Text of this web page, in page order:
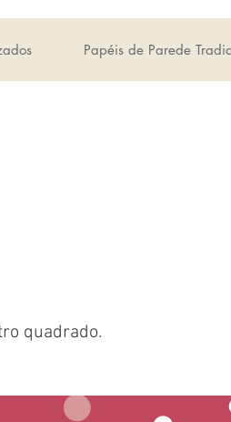
Papéis de Parede
quadrado.